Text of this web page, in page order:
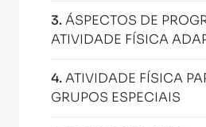
3.ÁSPECTOS DE
ATIVIDADE FÍSICA
4.ATIVIDADE FÍSICA
GRUPOS ESPECIAIS